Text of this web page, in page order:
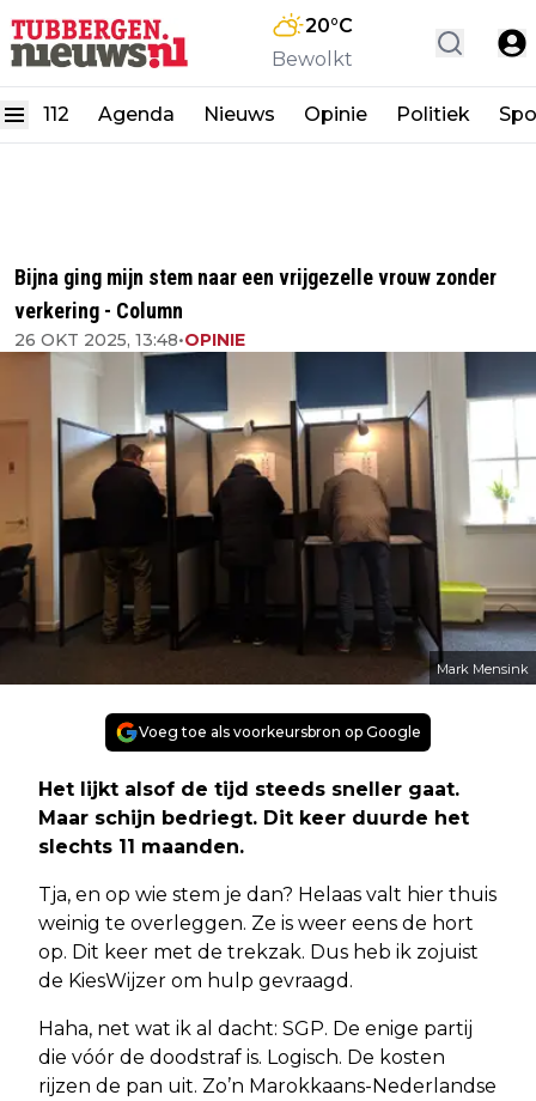
20°C
Bewolkt
112 Agenda Nieuws Opinie Politiek
Bijna ging mijn stem naar een vrijgezelle vrouw zonder
verkering - Column
26 OKT 2025, 13:48•OPINIE
Mark Mensink
Voeg toe als voorkeursbron op Google
Het lijkt alsof de tijd steeds sneller gaat.
Maar schijn bedriegt. Dit keer duurde het
slechts 11 maanden.
Tja, en op wie stem je dan? Helaas valt hier thuis
weinig te overleggen. Ze is weer eens de hort
op. Dit keer met de trekzak. Dus heb ik zojuist
de KiesWijzer om hulp gevraagd.
Haha, net wat ik al dacht: SGP. De enige partij
die vóór de doodstraf is. Logisch. De kosten
rijzen de pan uit. Zo’n Marokkaans-Nederlandse